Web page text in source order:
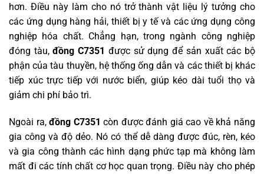
hơn. Điều này làm cho nó trở thành vật liệu lý tưởng cho
các ứng dụng hàng hải, thiết bị y tế và các ứng dụng công
nghiệp hóa chất. Chẳng hạn, trong ngành công nghiệp
đóng tàu,đồng C7351 được sử dụng để sản xuất các bộ
phận của tàu thuyền, hệ thống ống dẫn và các thiết bị khác
tiếp xúc trực tiếp với nước biển, giúp kéo dài tuổi thọ và
giảm chi phí bảo trì.
Ngoài ra,đồng C7351 còn được đánh giá cao về khả năng
gia công và độ dẻo. Nó có thể dễ dàng được đúc, rèn, kéo
và gia công thành các hình dạng phức tạp mà không làm
mất đi các tính chất cơ học quan trọng. Điều này cho phép